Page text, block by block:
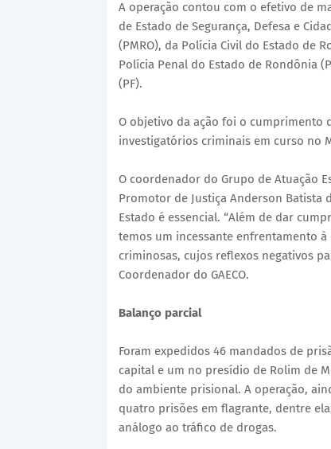
A operação contou com o efetivo de
de Estado de Segurança, Defesa e
(PMRO), da Polícia Civil do Estado de
Polícia Penal do Estado de Rondônia
(PF).
O objetivo da ação foi o cumprimento
investigatórios criminais em curso no
O coordenador do Grupo de Atuação
Promotor de Justiça Anderson Batista
Estado é essencial. “Além de dar
temos um incessante enfrentamento
criminosas, cujos reflexos negativos
Coordenador do GAECO.
Balanço parcial
Foram expedidos 46 mandados de
capital e um no presídio de Rolim de
do ambiente prisional. A operação,
quatro prisões em flagrante, dentre
análogo ao tráfico de drogas.